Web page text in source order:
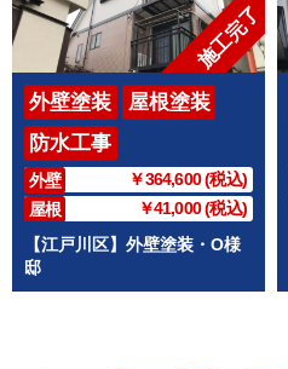
施工完了
外壁塗装
屋根塗装
防水工事
外壁
￥364,600 (税込)
屋根
￥41,000 (税込)
【江戸川区】外壁塗装・O様
邸